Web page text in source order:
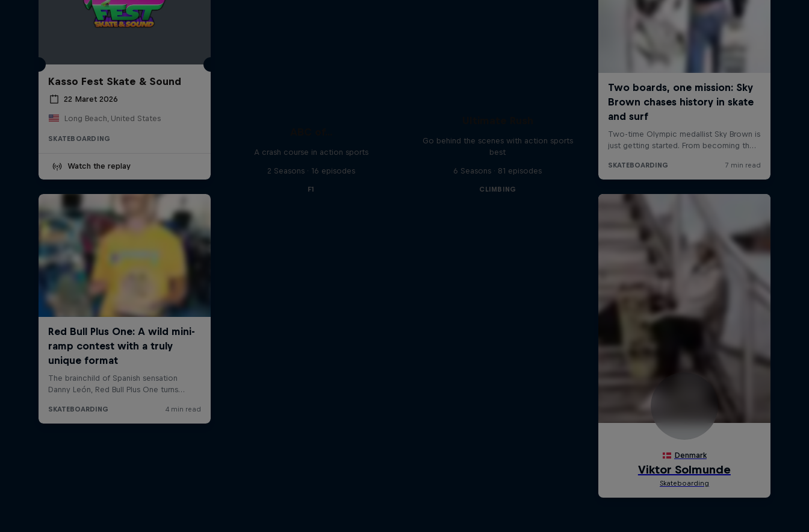
Kasso Fest Skate & Sound
22 Maret 2026
Long Beach, United States
SKATEBOARDING
Watch the replay
A crash course in action sports
2 Seasons · 16 episodes
F1
Go behind the scenes with action sports
best
6 Seasons · 81 episodes
CLIMBING